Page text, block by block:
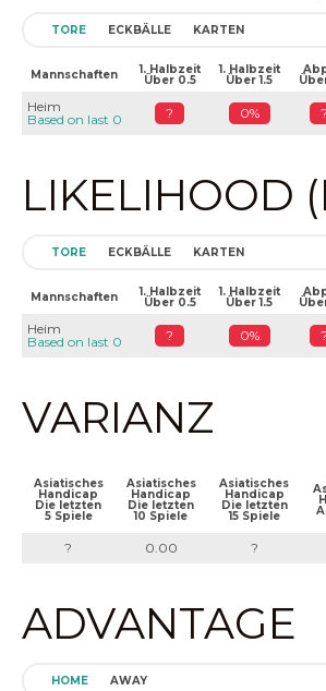
TORE ECKBÄLLE KARTEN
Mannschaften 1. Halbzeit
Über 0.5
1. Halbzeit
Über 1.5
Heim
Based on last 0
? 0% ?
LIKELIHOOD
TORE ECKBÄLLE KARTEN
Mannschaften 1. Halbzeit
Über 0.5
1. Halbzeit
Über 1.5
Heim
Based on last 0
? 0% ?
VARIANZ
Asiatisches
Handicap
Die letzten
5 Spiele
Asiatisches
Handicap
Die letzten
10 Spiele
Asiatisches
Handicap
Die letzten
15 Spiele
? 0.00 ?
ADVANTAGE
HOME AWAY